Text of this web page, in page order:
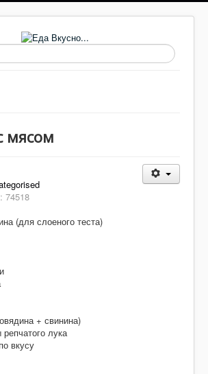
мясом
74518
(для слоеного теста)
+ свинина)
лука
вкусу